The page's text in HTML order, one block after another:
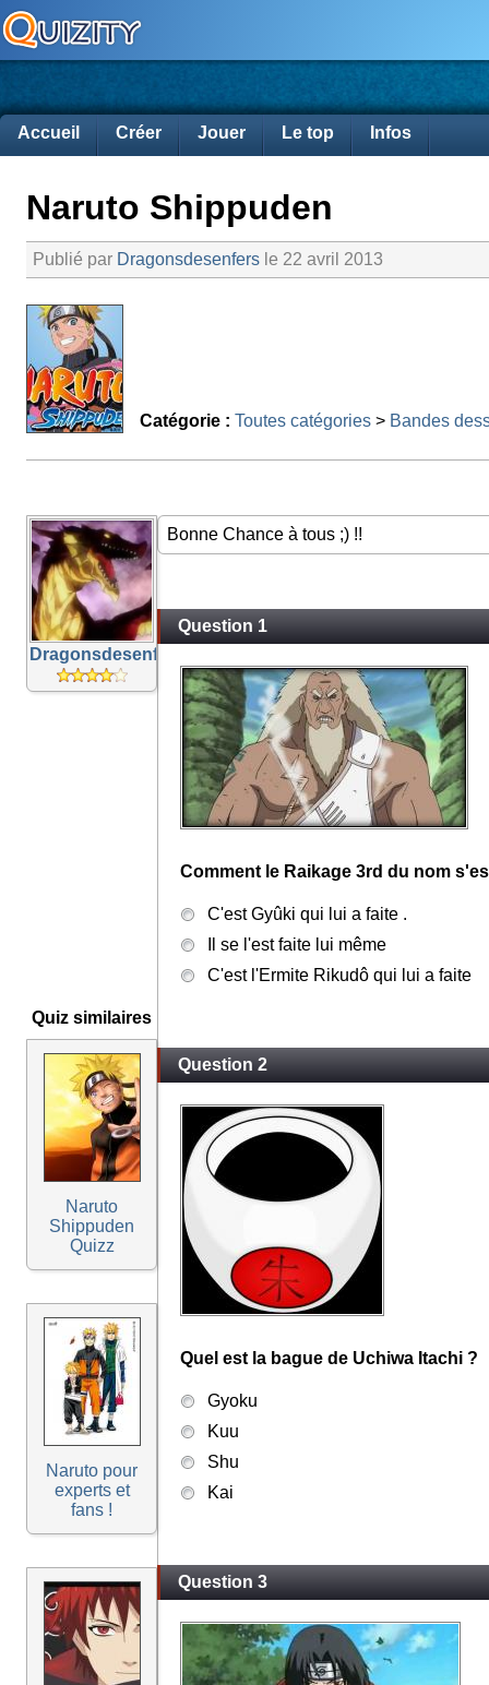
Accueil Créer Jouer Le top Infos
Naruto Shippuden
Publié par Dragonsdesenfers le 22 avril 2013
Catégorie : Toutes catégories > Bandes
Dragonsdesenfers
Quiz similaires
Naruto
Shippuden
Quizz
Naruto pour
experts et
fans !
Bonne Chance à tous ;) !!
Question 1
Comment le Raikage 3rd du nom
C'est Gyûki qui lui a faite .
Il se l'est faite lui même
C'est l'Ermite Rikudô qui lui a faite
Question 2
Quel est la bague de Uchiwa Itachi ?
Gyoku
Kuu
Shu
Kai
Question 3